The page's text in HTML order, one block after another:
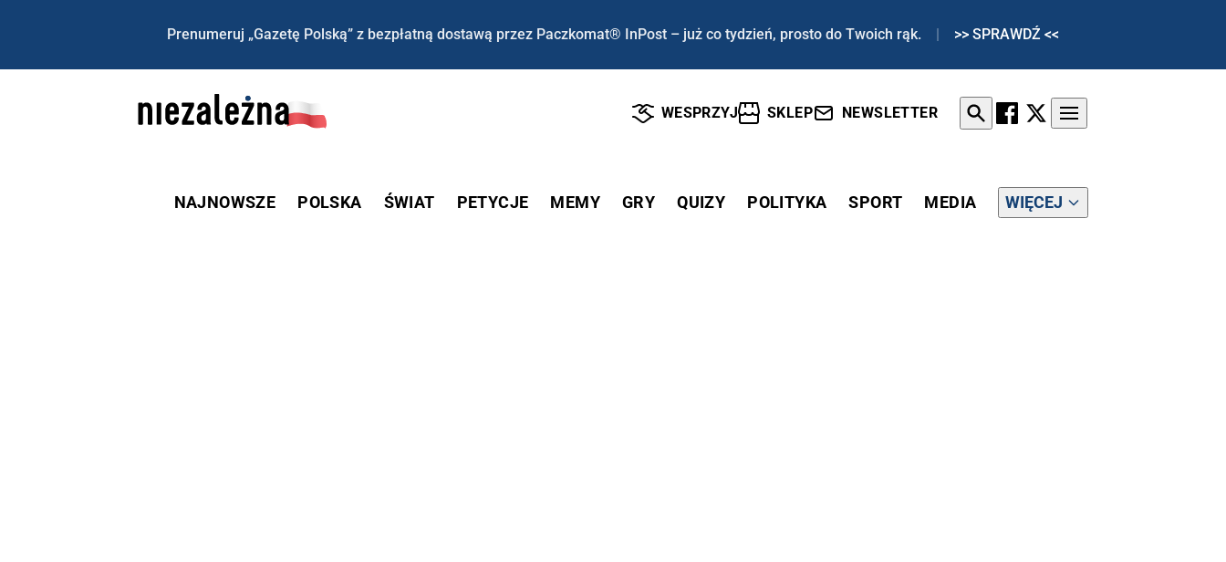
Prenumeruj „Gazetę Polską” z bezpłatną dostawą przez Paczkomat® InPost – już co tydzień, prosto do Twoich rąk. | >> SPRAWDŹ <<
WESPRZYJ SKLEP NEWSLETTER
NAJNOWSZE POLSKA ŚWIAT PETYCJE MEMY GRY QUIZY POLITYKA SPORT MEDIA WIĘCEJ